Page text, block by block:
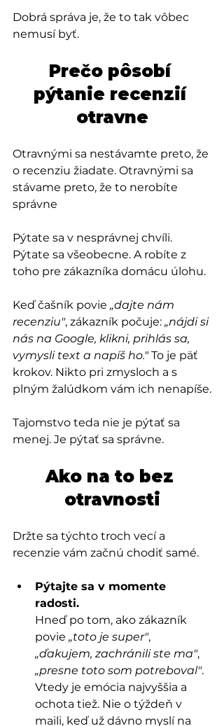
Dobrá správa je, že to tak vôbec
nemusí byť.
Prečo pôsobí
pýtanie recenzií
otravne
Otravnými sa nestávamte preto, že
o recenziu žiadate. Otravnými sa
stávame preto, že to nerobíte
správne
Pýtate sa v nesprávnej chvíli.
Pýtate sa všeobecne. A robíte z
toho pre zákazníka domácu úlohu.
Keď čašník povie „dajte nám
recenziu", zákazník počuje: „nájdi si
nás na Google, klikni, prihlás sa,
vymysli text a napíš ho." To je päť
krokov. Nikto pri zmysloch a s
plným žalúdkom vám ich nenapíše.
Tajomstvo teda nie je pýtať sa
menej. Je pýtať sa správne.
Ako na to bez
otravnosti
Držte sa týchto troch vecí a
recenzie vám začnú chodiť samé.
Pýtajte sa v momente
radosti.
Hneď po tom, ako zákazník
povie „toto je super",
„ďakujem, zachránili ste ma",
„presne toto som potreboval".
Vtedy je emócia najvyššia a
ochota tiež. Nie o týždeň v
maili, keď už dávno myslí na